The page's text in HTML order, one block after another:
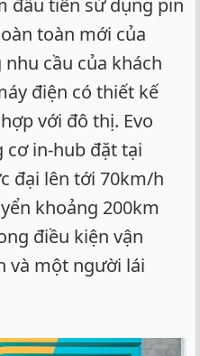
toàn mới của
cầu của khách
điện có thiết kế
với đô thị. Evo
cơ in-hub đặt tại
đại lên tới 70km/h
khoảng 200km
điều kiện vận
và một người lái